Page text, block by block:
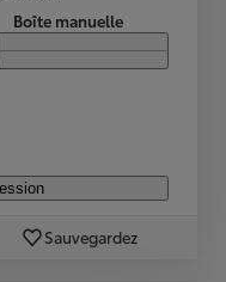
Boîte manuelle
Sauvegardez